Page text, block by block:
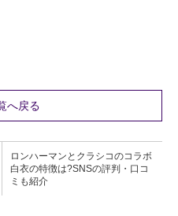
へ戻る
ロンハーマンとクラシコのコラボ
白衣の特徴は?SNSの評判・口コ
ミも紹介